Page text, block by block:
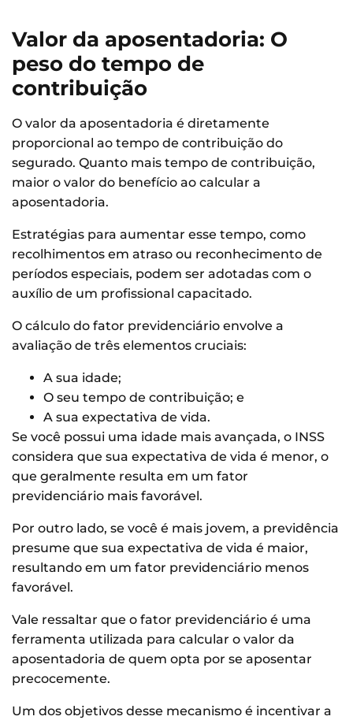
Valor da aposentadoria: O
peso do tempo de
contribuição
O valor da aposentadoria é diretamente
proporcional ao tempo de contribuição do
segurado. Quanto mais tempo de contribuição,
maior o valor do benefício ao calcular a
aposentadoria.
Estratégias para aumentar esse tempo, como
recolhimentos em atraso ou reconhecimento de
períodos especiais, podem ser adotadas com o
auxílio de um profissional capacitado.
O cálculo do fator previdenciário envolve a
avaliação de três elementos cruciais:
A sua idade;
O seu tempo de contribuição; e
A sua expectativa de vida.
Se você possui uma idade mais avançada, o INSS
considera que sua expectativa de vida é menor, o
que geralmente resulta em um fator
previdenciário mais favorável.
Por outro lado, se você é mais jovem, a previdência
presume que sua expectativa de vida é maior,
resultando em um fator previdenciário menos
favorável.
Vale ressaltar que o fator previdenciário é uma
ferramenta utilizada para calcular o valor da
aposentadoria de quem opta por se aposentar
precocemente.
Um dos objetivos desse mecanismo é incentivar a